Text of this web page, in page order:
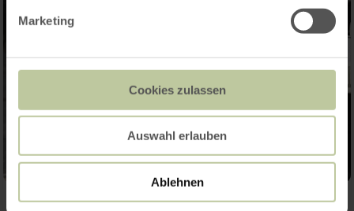
Marketing
Cookies zulassen
Auswahl erlauben
Ablehnen